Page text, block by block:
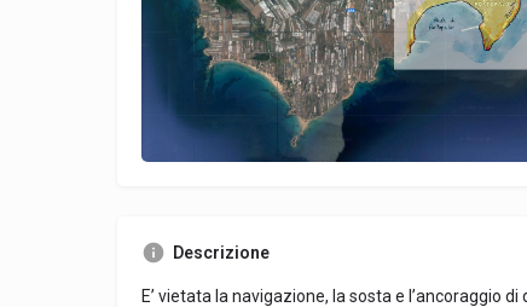
Descrizione
E’ vietata la navigazione, la sosta e l’ancoraggio